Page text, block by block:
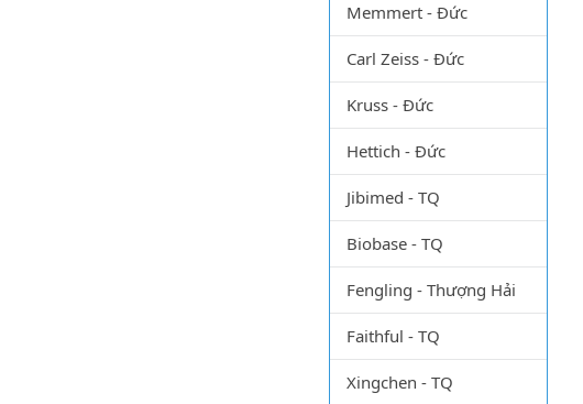
Memmert - Đức
Carl Zeiss - Đức
Kruss - Đức
Hettich - Đức
Jibimed - TQ
Biobase - TQ
Fengling - Thượng Hải
Faithful - TQ
Xingchen - TQ